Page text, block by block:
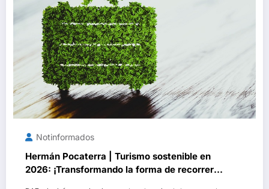
Notinformados
Hermán Pocaterra | Turismo sostenible en
2026: ¡Transformando la forma de recorrer el